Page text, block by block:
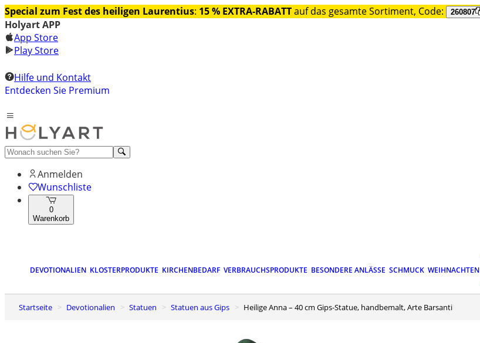
Special zum Fest des heiligen Laurentius: 15 % EXTRA-RABATTauf das gesamte Sortiment, Code: 260807
Holyart APP
App Store
Play Store
Hilfe und Kontakt
Entdecken Sie Premium
Anmelden
Wunschliste
0
Warenkorb
DEVOTIONALIEN KLOSTERPRODUKTE KIRCHENBEDARF VERBRAUCHSPRODUKTE BESONDERE ANLÄSSE SCHMUCK WEIHNACHTEN
Startseite Devotionalien Statuen Statuen aus Gips Heilige Anna – 40 cm Gips-Statue, handbemalt, Arte Barsanti